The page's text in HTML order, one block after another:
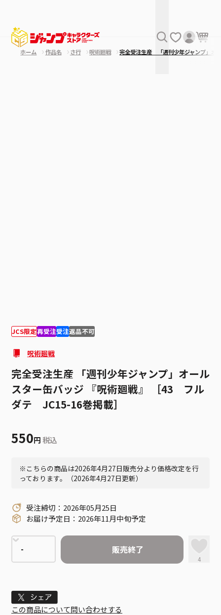
ホーム 作品名 さ行 呪術廻戦 完全受注生産 「週刊少年ジャンプ」
JCS限定再受注受注返品不可
呪術廻戦
完全受注生産 「週刊少年ジャンプ」オール
スター缶バッジ 『呪術廻戦』 ［43 フル
ダテ JC15-16巻掲載］
550円 税込
※こちらの商品は2026年4月27日販売分より価格改定を行
っております。（2026年4月27日更新）
受注締切：2026年05月25日
お届け予定日：2026年11月中旬予定
販売終了
4
Tweet
この商品について問い合わせする